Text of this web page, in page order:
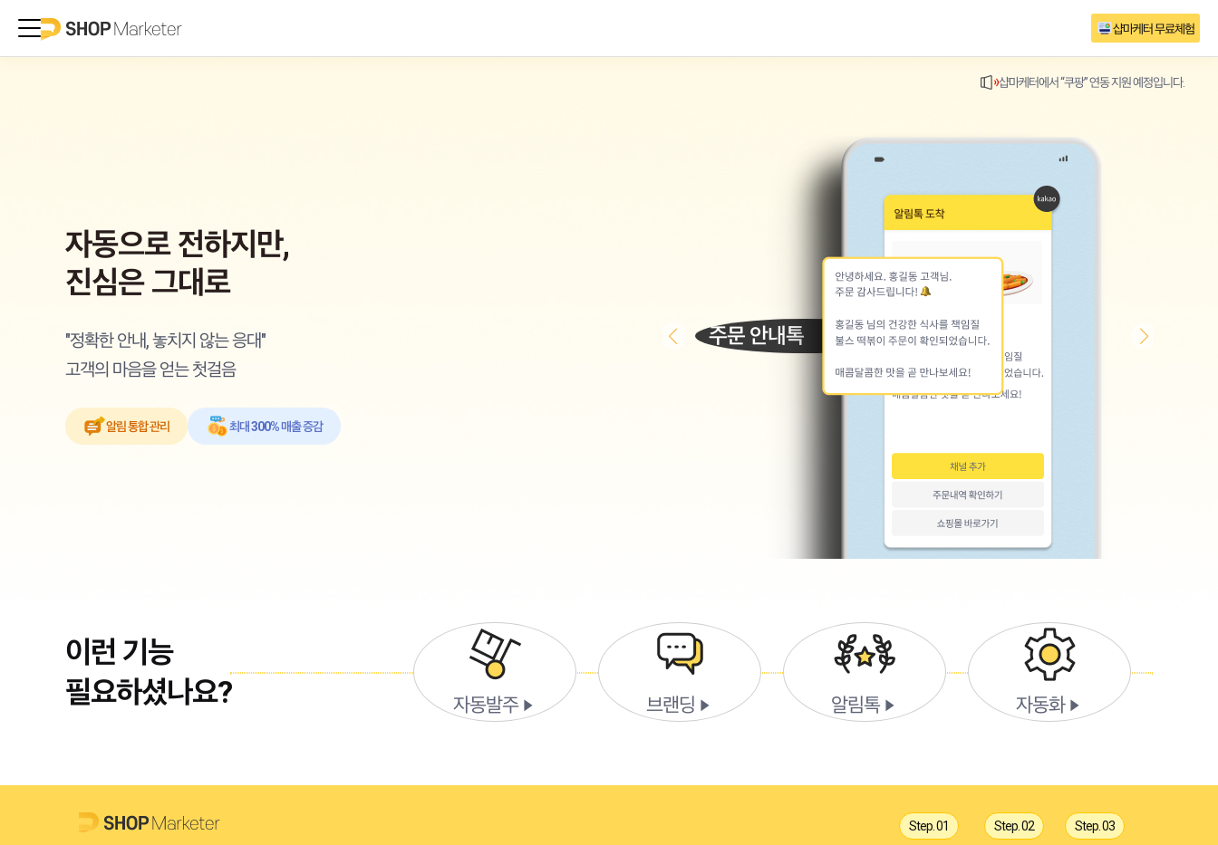
샵마케터 무료체험
샵마케터에서 “쿠팡” 연동 지원 예정입니다.
자동으로 전하지만,
진심은 그대로
"정확한 안내, 놓치지 않는 응대"
고객의 마음을 얻는 첫걸음
알림 통합 관리 최대 300% 매출 증감
주문 안내톡
이런 기능
필요하셨나요?
자동발주 브랜딩 알림톡 자동화
Step. 01 Step. 02 Step. 03